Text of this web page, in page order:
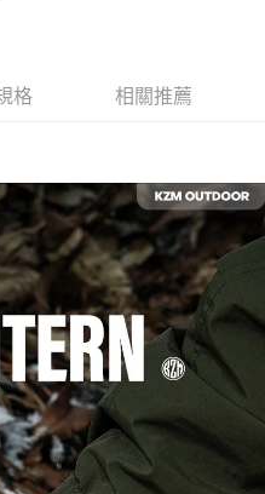
費
運費
費
費
格 相關推薦